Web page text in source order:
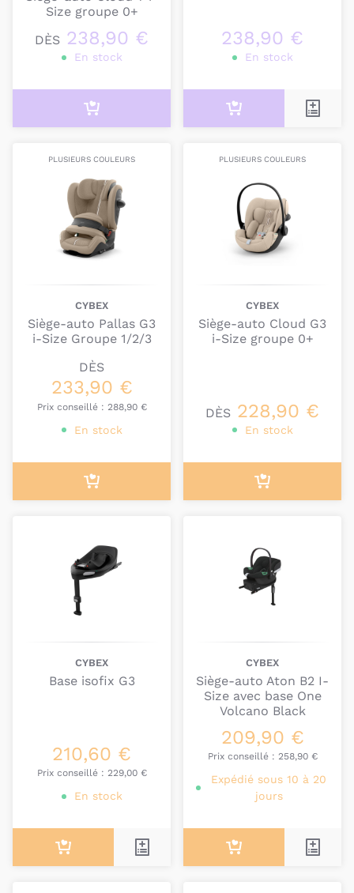
Size groupe 0+
DÈS 238,90 €
En stock
238,90 €
En stock
PLUSIEURS COULEURS
CYBEX
Siège-auto Pallas G3
i-Size Groupe 1/2/3
DÈS
233,90 €
Prix conseillé : 288,90 €
En stock
PLUSIEURS COULEURS
CYBEX
Siège-auto Cloud G3
i-Size groupe 0+
DÈS 228,90 €
En stock
CYBEX
Base isofix G3
210,60 €
Prix conseillé : 229,00 €
En stock
CYBEX
Siège-auto Aton B2 I-
Size avec base One
Volcano Black
209,90 €
Prix conseillé : 258,90 €
Expédié sous 10 à 20
jours